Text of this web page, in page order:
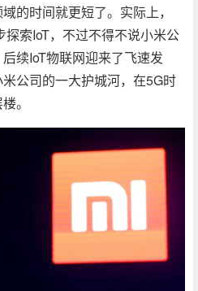
的时间就更短了。实际上，
索IoT，不过不得不说小米公
续IoT物联网迎来了飞速发
公司的一大护城河，在5G时
。